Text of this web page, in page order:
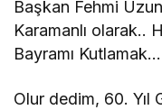
Başkan Fehmi
Karamanlı olarak..
Bayramı Kutlamak…
Olur dedim, 60. Yıl